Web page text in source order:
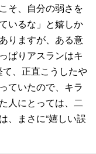
そ、自分の弱さを
いるな」と嬉しか
りますが、ある意
ぱりアスランはキ
、正直こうしたや
ていたので、キラ
人にとっては、二
、まさに“嬉しい誤